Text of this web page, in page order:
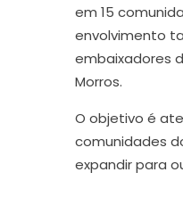
em 15
envolvimento
embaixadores
Morros.
O objetivo é
comunidades
expandir para